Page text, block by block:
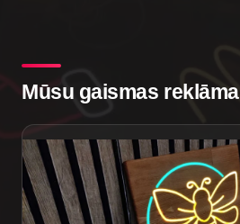
Mūsu gaismas reklāma